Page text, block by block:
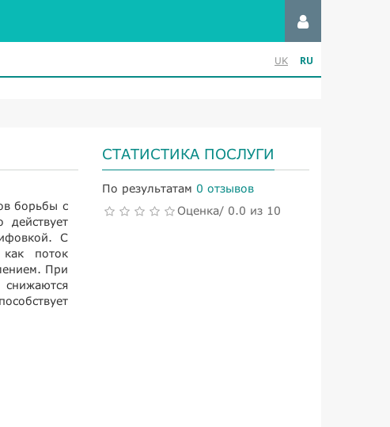
UK RU
борьбы с
С
как поток
При
СТАТИСТИКА ПОСЛУГИ
По результатам 0 отзывов
Оценка/ 0.0 из 10